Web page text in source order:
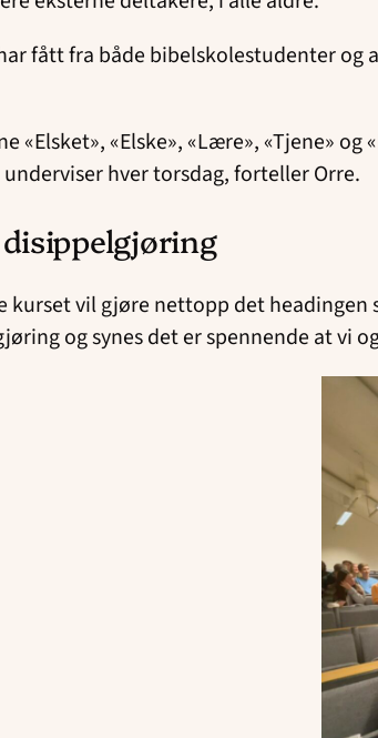
fått fra både bibelskolestudenter og
«Elsket», «Elske», «Lære», «Tjene»
hver torsdag, forteller Orre.
kurset vil gjøre nettopp det
og synes det er spennende at vi